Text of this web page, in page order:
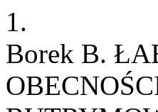
1.
Borek B.